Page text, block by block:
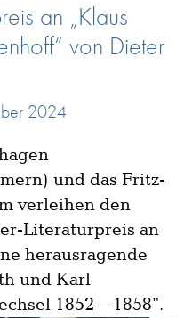
an „Klaus
von Dieter
2024
und das Fritz-
verleihen den
Literaturpreis an
herausragende
und Karl
1852–1858".